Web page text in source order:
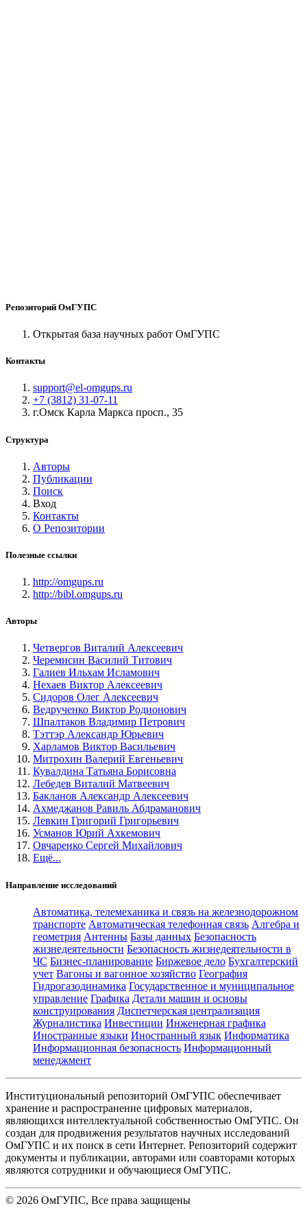
Репозиторий ОмГУПС
Открытая база научных работ ОмГУПС
Контакты
support@el-omgups.ru
+7 (3812) 31-07-11
г.Омск Карла Маркса просп., 35
Структура
Авторы
Публикации
Поиск
Вход
Контакты
О Репозитории
Полезные ссылки
http://omgups.ru
http://bibl.omgups.ru
Авторы
Четвергов Виталий Алексеевич
Черемисин Василий Титович
Галиев Ильхам Исламович
Нехаев Виктор Алексеевич
Сидоров Олег Алексеевич
Ведрученко Виктор Родионович
Шпалтаков Владимир Петрович
Тэттэр Александр Юрьевич
Харламов Виктор Васильевич
Митрохин Валерий Евгеньевич
Кувалдина Татьяна Борисовна
Лебедев Виталий Матвеевич
Бакланов Александр Алексеевич
Ахмеджанов Равиль Абдраманович
Левкин Григорий Григорьевич
Усманов Юрий Ахкемович
Овчаренко Сергей Михайлович
Ещё...
Направление исследований
Автоматика, телемеханика и связь на железнодорожном
транспорте Автоматическая телефонная связь Алгебра и
геометрия Антенны Базы данных Безопасность
жизнедеятельности Безопасность жизнедеятельности в
ЧС Бизнес-планирование Биржевое дело Бухгалтерский
учет Вагоны и вагонное хозяйство География
Гидрогазодинамика Государственное и муниципальное
управление Графика Детали машин и основы
конструирования Диспетчерская централизация
Журналистика Инвестиции Инженерная графика
Иностранные языки Иностранный язык Информатика
Информационная безопасность Информационный
менеджмент
Институциональный репозиторий ОмГУПС обеспечивает
хранение и распространение цифровых материалов,
являющихся интеллектуальной собственностью ОмГУПС. Он
создан для продвижения результатов научных исследований
ОмГУПС и их поиск в сети Интернет. Репозиторий содержит
документы и публикации, авторами или соавторами которых
являются сотрудники и обучающиеся ОмГУПС.
© 2026 ОмГУПС, Все права защищены